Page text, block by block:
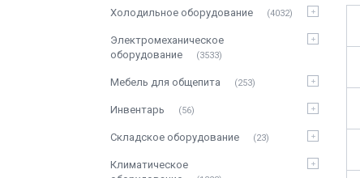
Холодильное оборудование 4032
Электромеханическое
оборудование
3533
Мебель для общепита 253
Инвентарь 56
Складское оборудование 23
Климатическое